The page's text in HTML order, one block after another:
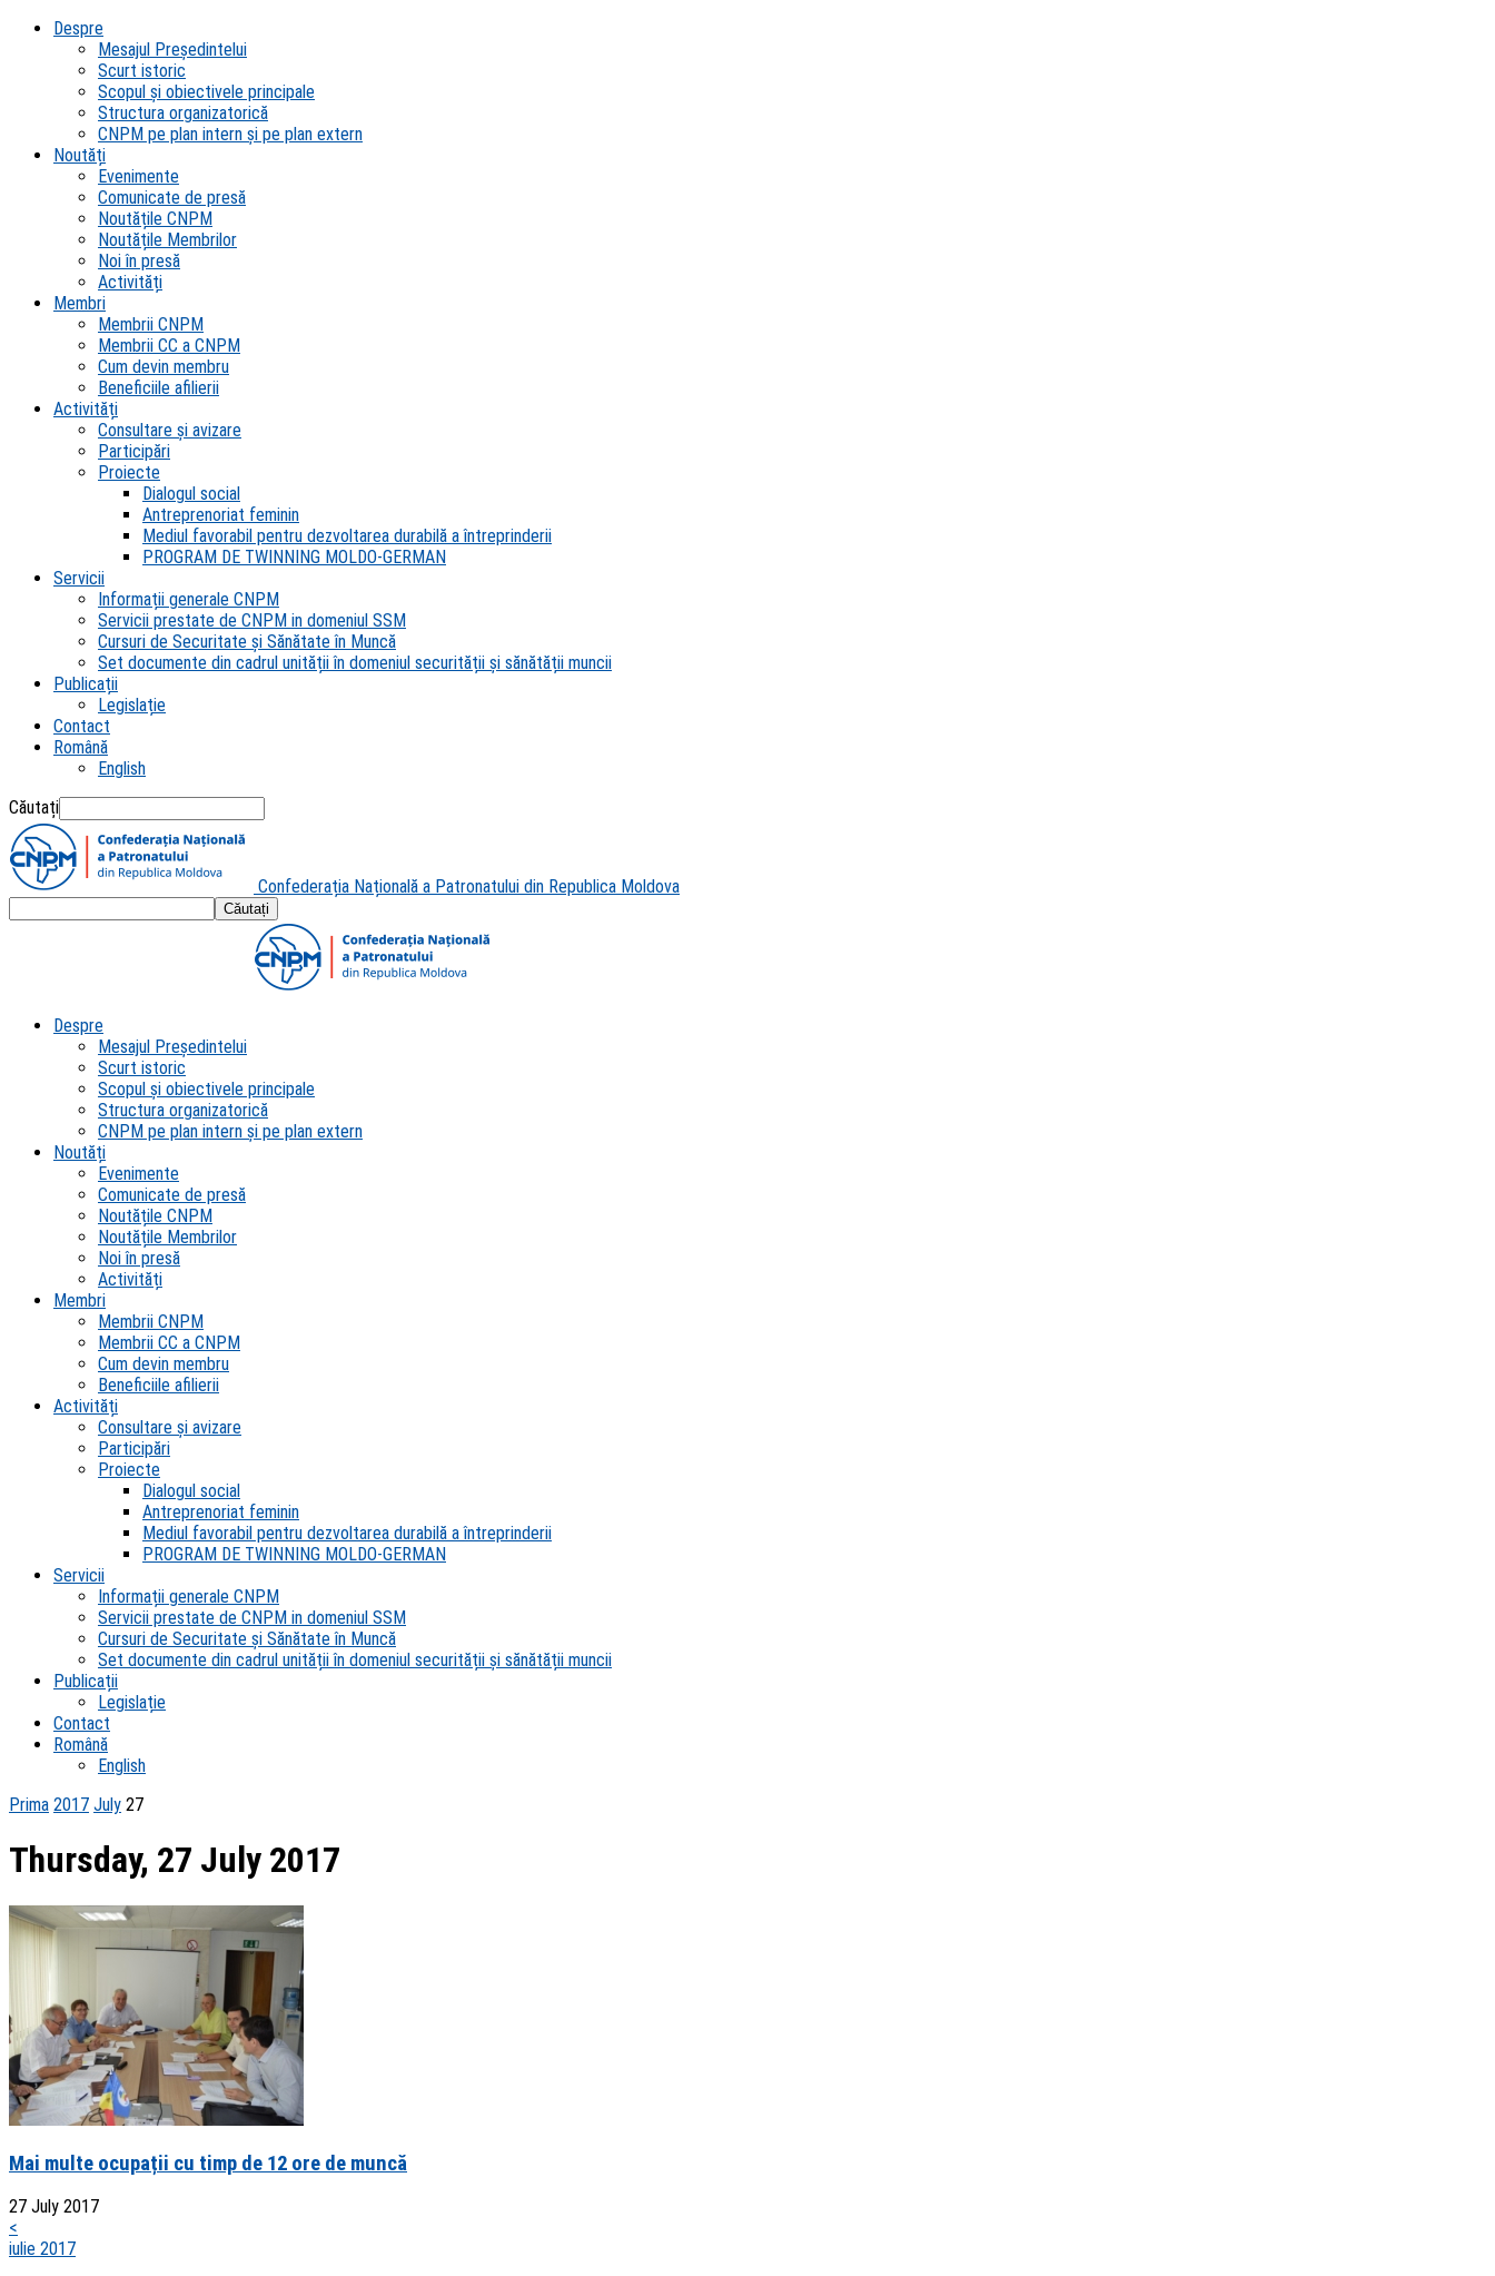
Despre
Mesajul Președintelui
Scurt istoric
Scopul şi obiectivele principale
Structura organizatorică
CNPM pe plan intern şi pe plan extern
Noutăți
Evenimente
Comunicate de presă
Noutățile CNPM
Noutățile Membrilor
Noi în presă
Activități
Membri
Membrii CNPM
Membrii CC a CNPM
Cum devin membru
Beneficiile afilierii
Activități
Consultare și avizare
Participări
Proiecte
Dialogul social
Antreprenoriat feminin
Mediul favorabil pentru dezvoltarea durabilă a întreprinderii
PROGRAM DE TWINNING MOLDO-GERMAN
Servicii
Informații generale CNPM
Servicii prestate de CNPM in domeniul SSM
Cursuri de Securitate și Sănătate în Muncă
Set documente din cadrul unității în domeniul securității și sănătății muncii
Publicații
Legislație
Contact
Română
English
Căutați
Confederația Națională a Patronatului din Republica Moldova
Despre
Mesajul Președintelui
Scurt istoric
Scopul şi obiectivele principale
Structura organizatorică
CNPM pe plan intern şi pe plan extern
Noutăți
Evenimente
Comunicate de presă
Noutățile CNPM
Noutățile Membrilor
Noi în presă
Activități
Membri
Membrii CNPM
Membrii CC a CNPM
Cum devin membru
Beneficiile afilierii
Activități
Consultare și avizare
Participări
Proiecte
Dialogul social
Antreprenoriat feminin
Mediul favorabil pentru dezvoltarea durabilă a întreprinderii
PROGRAM DE TWINNING MOLDO-GERMAN
Servicii
Informații generale CNPM
Servicii prestate de CNPM in domeniul SSM
Cursuri de Securitate și Sănătate în Muncă
Set documente din cadrul unității în domeniul securității și sănătății muncii
Publicații
Legislație
Contact
Română
English
Prima 2017 July 27
Thursday, 27 July 2017
Mai multe ocupații cu timp de 12 ore de muncă
27 July 2017
<
iulie 2017